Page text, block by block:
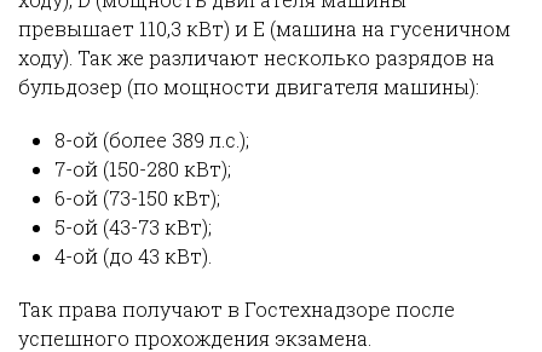
превышает 110,3 кВт) и Е (машина на гусеничном
ходу). Так же различают несколько разрядов на
бульдозер (по мощности двигателя машины):
8-ой (более 389 л.с.);
7-ой (150-280 кВт);
6-ой (73-150 кВт);
5-ой (43-73 кВт);
4-ой (до 43 кВт).
Так права получают в Гостехнадзоре после
успешного прохождения экзамена.